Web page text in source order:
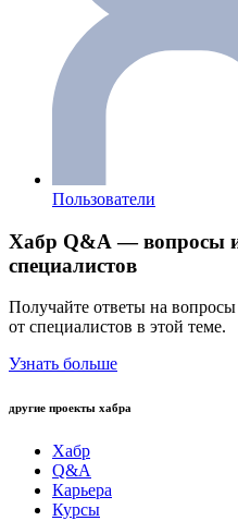
Пользователи
Хабр Q&A — вопросы
специалистов
Получайте ответы на
от специалистов в этой теме.
Узнать больше
другие проекты хабра
Хабр
Q&A
Карьера
Курсы